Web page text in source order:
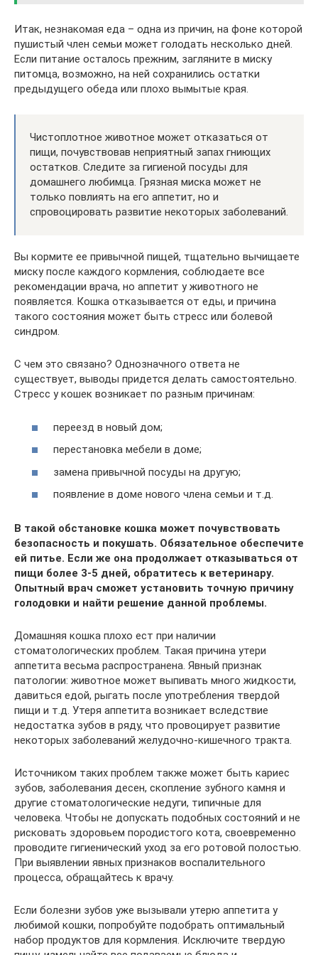
Итак, незнакомая еда – одна из причин, на фоне которой
пушистый член семьи может голодать несколько дней.
Если питание осталось прежним, загляните в миску
питомца, возможно, на ней сохранились остатки
предыдущего обеда или плохо вымытые края.
Чистоплотное животное может отказаться от
пищи, почувствовав неприятный запах гниющих
остатков. Следите за гигиеной посуды для
домашнего любимца. Грязная миска может не
только повлиять на его аппетит, но и
спровоцировать развитие некоторых заболеваний.
Вы кормите ее привычной пищей, тщательно вычищаете
миску после каждого кормления, соблюдаете все
рекомендации врача, но аппетит у животного не
появляется. Кошка отказывается от еды, и причина
такого состояния может быть стресс или болевой
синдром.
С чем это связано? Однозначного ответа не
существует, выводы придется делать самостоятельно.
Стресс у кошек возникает по разным причинам:
переезд в новый дом;
перестановка мебели в доме;
замена привычной посуды на другую;
появление в доме нового члена семьи и т.д.
В такой обстановке кошка может почувствовать
безопасность и покушать. Обязательное обеспечите
ей питье. Если же она продолжает отказываться от
пищи более 3-5 дней, обратитесь к ветеринару.
Опытный врач сможет установить точную причину
голодовки и найти решение данной проблемы.
Домашняя кошка плохо ест при наличии
стоматологических проблем. Такая причина утери
аппетита весьма распространена. Явный признак
патологии: животное может выпивать много жидкости,
давиться едой, рыгать после употребления твердой
пищи и т.д. Утеря аппетита возникает вследствие
недостатка зубов в ряду, что провоцирует развитие
некоторых заболеваний желудочно-кишечного тракта.
Источником таких проблем также может быть кариес
зубов, заболевания десен, скопление зубного камня и
другие стоматологические недуги, типичные для
человека. Чтобы не допускать подобных состояний и не
рисковать здоровьем породистого кота, своевременно
проводите гигиенический уход за его ротовой полостью.
При выявлении явных признаков воспалительного
процесса, обращайтесь к врачу.
Если болезни зубов уже вызывали утерю аппетита у
любимой кошки, попробуйте подобрать оптимальный
набор продуктов для кормления. Исключите твердую